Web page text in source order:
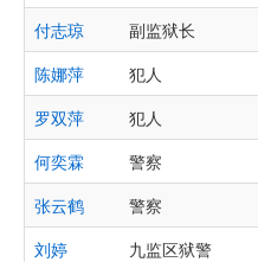
付志琼
副监狱长
陈娜萍
犯人
罗双萍
犯人
何奕霖
警察
张云鹤
警察
刘婷
九监区狱警